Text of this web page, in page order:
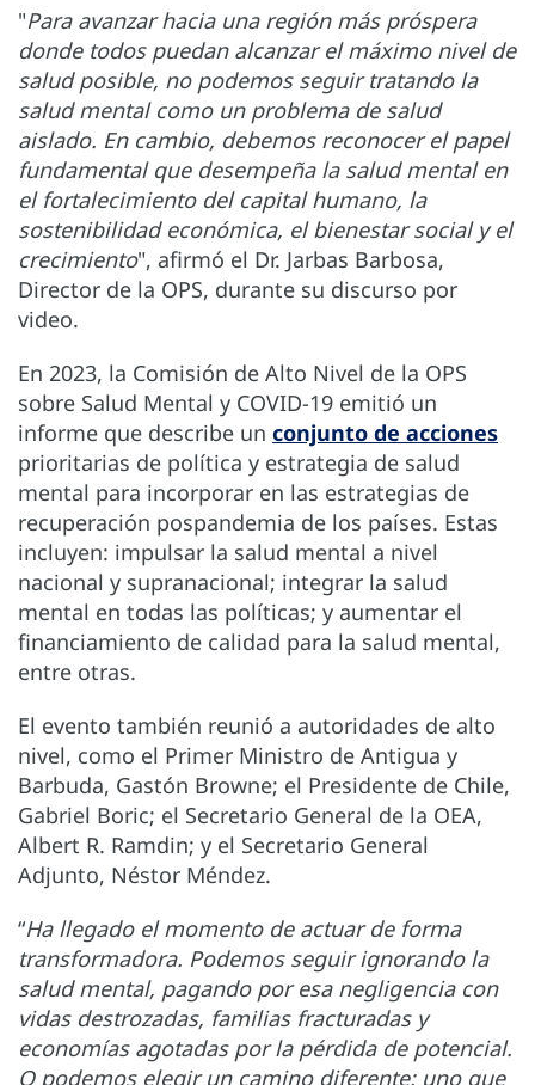
"Para avanzar hacia una región más próspera
donde todos puedan alcanzar el máximo nivel de
salud posible, no podemos seguir tratando la
salud mental como un problema de salud
aislado. En cambio, debemos reconocer el papel
fundamental que desempeña la salud mental en
el fortalecimiento del capital humano, la
sostenibilidad económica, el bienestar social y el
crecimiento", afirmó el Dr. Jarbas Barbosa,
Director de la OPS, durante su discurso por
video.
En 2023, la Comisión de Alto Nivel de la OPS
sobre Salud Mental y COVID-19 emitió un
informe que describe un conjunto de acciones
prioritarias de política y estrategia de salud
mental para incorporar en las estrategias de
recuperación pospandemia de los países. Estas
incluyen: impulsar la salud mental a nivel
nacional y supranacional; integrar la salud
mental en todas las políticas; y aumentar el
financiamiento de calidad para la salud mental,
entre otras.
El evento también reunió a autoridades de alto
nivel, como el Primer Ministro de Antigua y
Barbuda, Gastón Browne; el Presidente de Chile,
Gabriel Boric; el Secretario General de la OEA,
Albert R. Ramdin; y el Secretario General
Adjunto, Néstor Méndez.
“Ha llegado el momento de actuar de forma
transformadora. Podemos seguir ignorando la
salud mental, pagando por esa negligencia con
vidas destrozadas, familias fracturadas y
economías agotadas por la pérdida de potencial.
O podemos elegir un camino diferente: uno que